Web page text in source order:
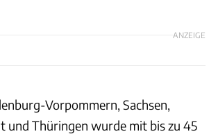
ANZEIGE
Vorpommern, Sachsen,
und Thüringen wurde mit bis zu 45